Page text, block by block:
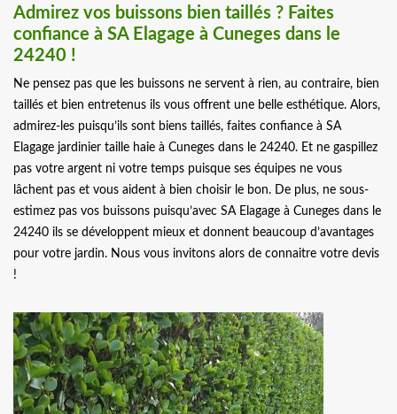
Admirez vos buissons bien taillés ? Faites
confiance à SA Elagage à Cuneges dans le
24240 !
Ne pensez pas que les buissons ne servent à rien, au contraire, bien
taillés et bien entretenus ils vous offrent une belle esthétique. Alors,
admirez-les puisqu’ils sont biens taillés, faites confiance à SA
Elagage jardinier taille haie à Cuneges dans le 24240. Et ne gaspillez
pas votre argent ni votre temps puisque ses équipes ne vous
lâchent pas et vous aident à bien choisir le bon. De plus, ne sous-
estimez pas vos buissons puisqu’avec SA Elagage à Cuneges dans le
24240 ils se développent mieux et donnent beaucoup d’avantages
pour votre jardin. Nous vous invitons alors de connaitre votre devis
!